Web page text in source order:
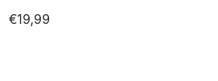
€19,99